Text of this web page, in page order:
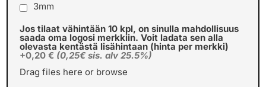
3mm
Jos tilaat vähintään 10 kpl, on sinulla mahdollisuus
saada oma logosi merkkiin. Voit ladata sen alla
olevasta kentästä lisähintaan (hinta per merkki)
+0,20 € (0,25€ sis. alv 25.5%)
Drag files here or browse